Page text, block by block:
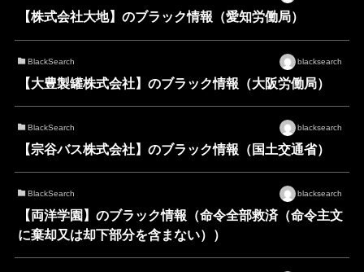
【株式会社大地】のブラック情報（愛知労働局）
BlackSearch blacksearch
【大豊製罐株式会社】のブラック情報（大阪労働局）
BlackSearch blacksearch
【宗谷バス株式会社】のブラック情報（国土交通省）
BlackSearch blacksearch
【両洋学園】のブラック情報（命令全部救済（命令主文
に棄却又は却下部分を含まない））